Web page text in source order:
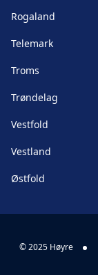
Rogaland
Telemark
Troms
Trøndelag
Vestfold
Vestland
Østfold
© 2025 Høyre